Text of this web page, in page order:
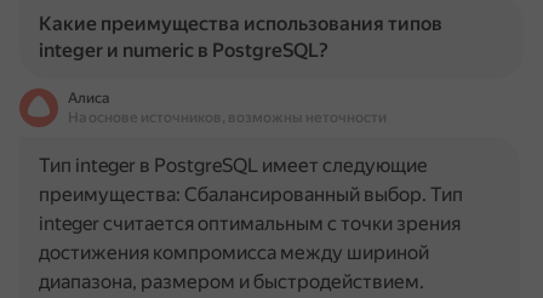
Какие преимущества использования типов
integer и numeric в PostgreSQL?
Алиса
На основе источников, возможны неточности
Тип integer в PostgreSQL имеет следующие
преимущества: Сбалансированный выбор. Тип
integer считается оптимальным с точки зрения
достижения компромисса между шириной
диапазона, размером и быстродействием.